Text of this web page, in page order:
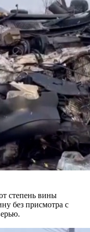
степень вины
без присмотра с